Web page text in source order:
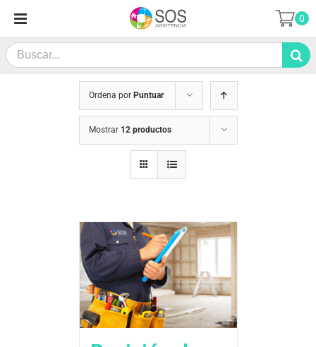
contenido
Search
for:
0
Ordena por Puntuar
Mostrar 12 productos